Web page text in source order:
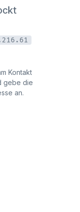
Kontakt
gebe die
an.